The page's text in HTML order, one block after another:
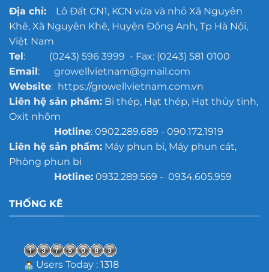
quy
mô
lớn
Địa chỉ:Lô Đất CN1, KCN vừa và nhỏ Xã Nguyên
Khê, Xã Nguyên Khê, Huyện Đông Anh, Tp Hà Nội,
Việt Nam
Tel: (0243) 596 3999 - Fax: (0243) 581 0100
Email: growellvietnam@gmail.com
Website: https://growellvietnam.com.vn
Liên hệ sản phẩm:Bi thép, Hạt thép, Hạt thủy tinh,
Oxit nhôm
Hotline: 0902.289.689 - 090.172.1919
Liên hệ sản phẩm:Máy phun bi, Máy phun cát,
Phòng phun bi
Hotline:0932.289.569 - 0934.605.959
THỐNG KÊ
Users Today : 1318